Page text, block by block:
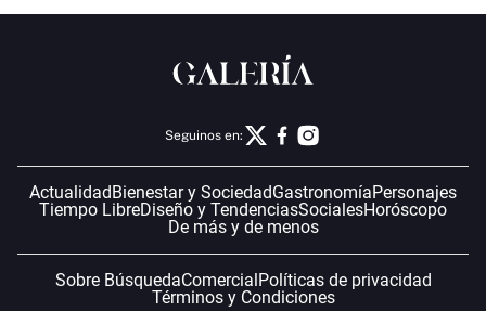
Seguinos en:
Actualidad Bienestar y SociedadGastronomíaPersonajes
Tiempo LibreDiseño y TendenciasSocialesHoróscopo
De más y de menos
Sobre BúsquedaComercial Políticas de privacidad
Términos y Condiciones